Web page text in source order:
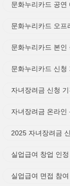
문화누리카드 공연
문화누리카드 오프
문화누리카드 본인
문화누리카드 신청
자녀장려금 신청
자녀장려금 온라인
2025 자녀장려금
실업급여 창업 인정
실업급여 면접 참여